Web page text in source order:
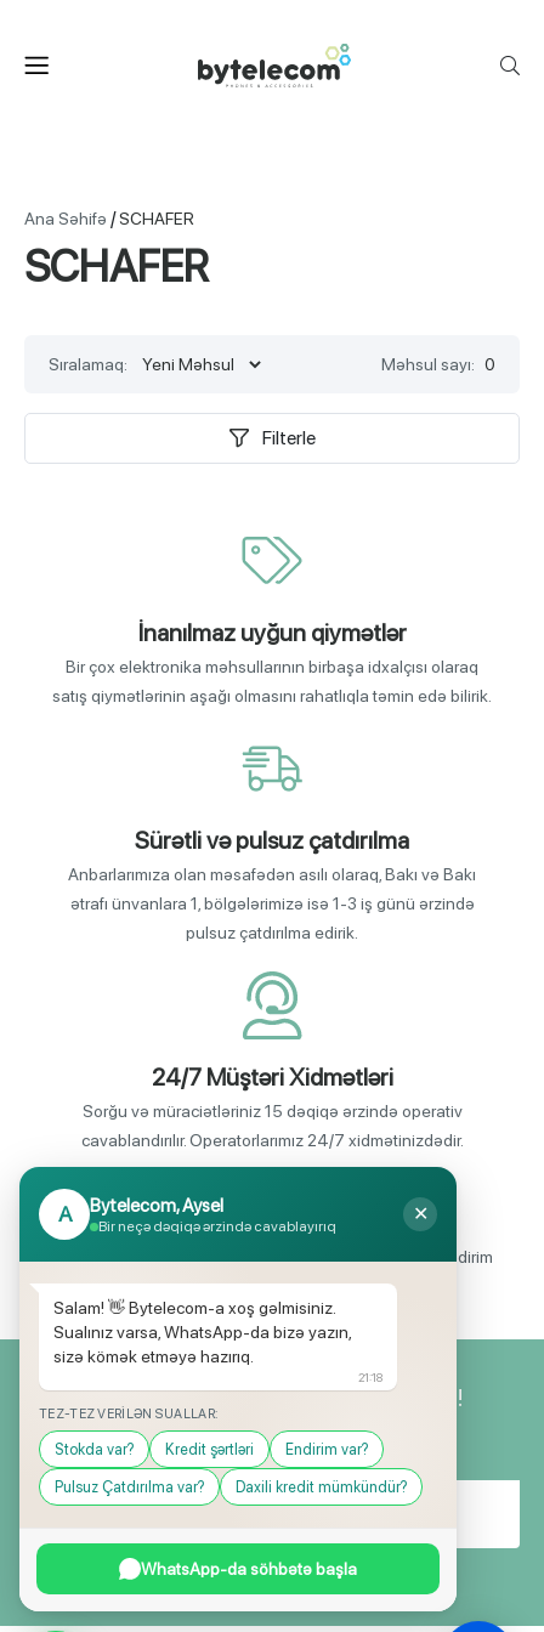
Ana Səhifə /SCHAFER
SCHAFER
Sıralamaq: Məhsul sayı: 0
Filterle
İnanılmaz uyğun qiymətlər
Bir çox elektronika məhsullarının birbaşa idxalçısı olaraq
satış qiymətlərinin aşağı olmasını rahatlıqla təmin edə bilirik.
Sürətli və pulsuz çatdırılma
Anbarlarımıza olan məsafədən asılı olaraq, Bakı və Bakı
ətrafı ünvanlara 1, bölgələrimizə isə 1-3 iş günü ərzində
pulsuz çatdırılma edirik.
24/7 Müştəri Xidmətləri
Sorğu və müraciətləriniz 15 dəqiqə ərzində operativ
cavablandırılır. Operatorlarımız 24/7 xidmətinizdədir.
Endirimli məhsul seçimi
Mağazalarımızda mütəmadi olaraq, yüksək məbləğli endirim
və hədiyyə kampaniyaları keçirilir.
Yeniliklərimizdən ilk siz xəbərdar olun!
A Bytelecom, Aysel
Bir neçə dəqiqə ərzində cavablayırıq
✕
Salam! 👋 Bytelecom-a xoş gəlmisiniz.
Sualınız varsa, WhatsApp-da bizə yazın,
sizə kömək etməyə hazırıq.
21:18
TEZ-TEZ VERILƏN SUALLAR:
Stokda var? Kredit şərtləri Endirim var?
Pulsuz Çatdırılma var? Daxili kredit mümkündür?
WhatsApp-da söhbətə başla